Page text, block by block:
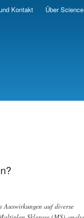
Kontakt Über
auf diverse